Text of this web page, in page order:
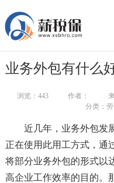
业务外包有什么
浏览： 443 作者：
分类：
近几年，业务外包发
正在使用此用工方式，通
将部分业务外包的形式以
高企业工作效率的目的。